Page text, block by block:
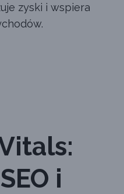
zyski i wspiera
i